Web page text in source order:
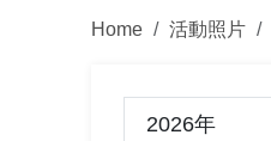
Home 活動照片
2026年